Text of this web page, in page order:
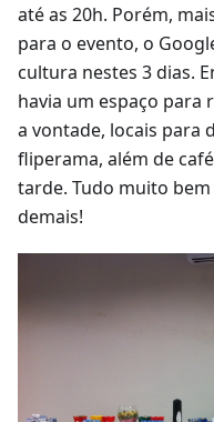
até as 20h. Porém,
para o evento, o
cultura nestes 3 dias.
havia um espaço para
a vontade, locais para
fliperama, além de
tarde. Tudo muito
demais!